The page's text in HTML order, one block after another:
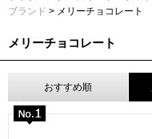
ブランド
メリーチョコレート
メリーチョコレート
おすすめ順